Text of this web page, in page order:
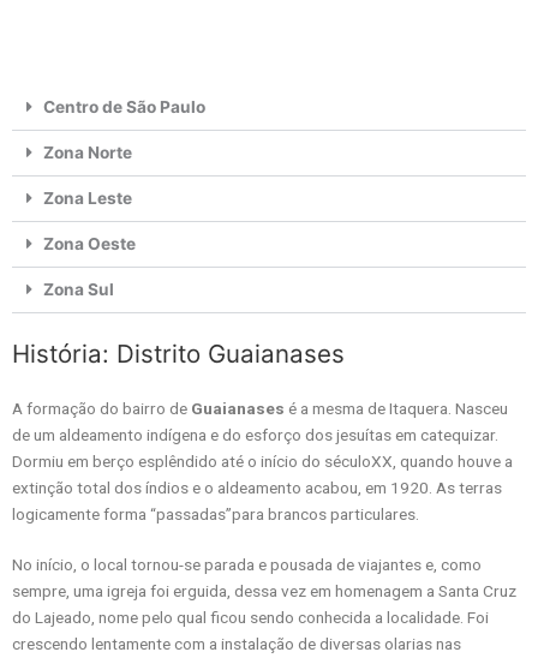
Centro de São Paulo
Zona Norte
Zona Leste
Zona Oeste
Zona Sul
História: Distrito Guaianases
A formação do bairro de Guaianases é a mesma de Itaquera. Nasceu
de um aldeamento indígena e do esforço dos jesuítas em catequizar.
Dormiu em berço esplêndido até o início do séculoXX, quando houve a
extinção total dos índios e o aldeamento acabou, em 1920. As terras
logicamente forma “passadas”para brancos particulares.
No início, o local tornou-se parada e pousada de viajantes e, como
sempre, uma igreja foi erguida, dessa vez em homenagem a Santa Cruz
do Lajeado, nome pelo qual ficou sendo conhecida a localidade. Foi
crescendo lentamente com a instalação de diversas olarias nas